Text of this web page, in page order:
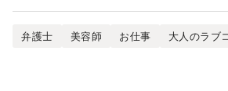
弁護士 美容師 お仕事 大人のラブ